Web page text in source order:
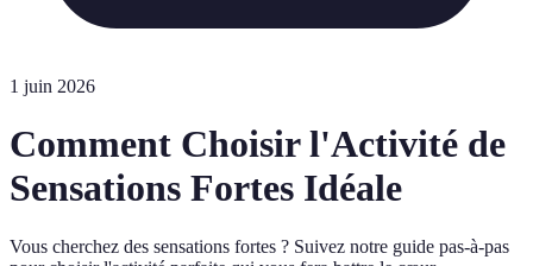
1 juin 2026
Comment Choisir l'Activité de
Sensations Fortes Idéale
Vous cherchez des sensations fortes ? Suivez notre guide pas-à-pas